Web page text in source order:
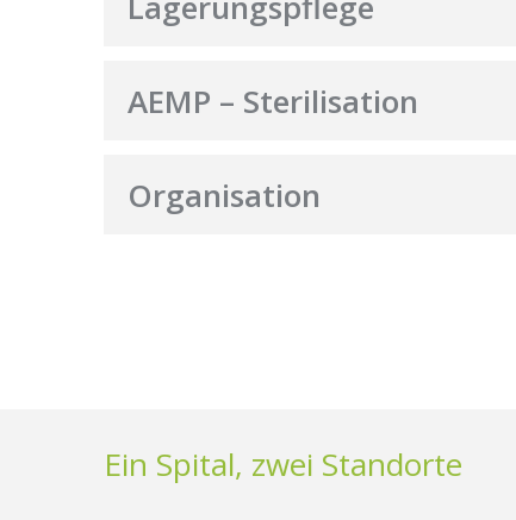
AEMP – Sterilisation
Organisation
Ein Spital, zwei Standorte